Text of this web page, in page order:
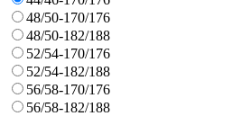
48/50-170/176
48/50-182/188
52/54-170/176
52/54-182/188
56/58-170/176
56/58-182/188